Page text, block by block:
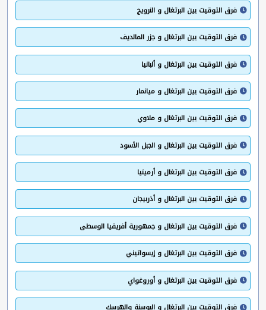
فرق التوقيت بين البرتغال و النرويج
فرق التوقيت بين البرتغال و جزر المالديف
فرق التوقيت بين البرتغال و ألبانيا
فرق التوقيت بين البرتغال و ميانمار
فرق التوقيت بين البرتغال و ملاوي
فرق التوقيت بين البرتغال و الجبل الأسود
فرق التوقيت بين البرتغال و أرمينيا
فرق التوقيت بين البرتغال و أذربيجان
فرق التوقيت بين البرتغال و جمهورية أفريقيا الوسطى
فرق التوقيت بين البرتغال و إيسواتيني
فرق التوقيت بين البرتغال و أوروغواي
فرق التوقيت بين البرتغال و البوسنة والهرسك